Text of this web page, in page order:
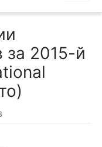
за 2015-й